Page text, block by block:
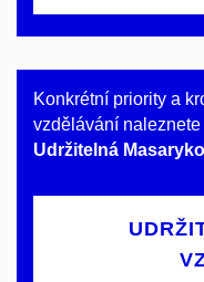
Konkrétní priority a
vzdělávání
Udržitelná